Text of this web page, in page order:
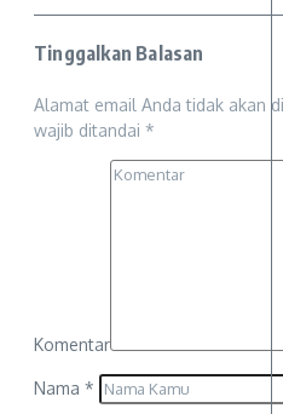
Tinggalkan Balasan
Alamat email Anda tidak akan
wajib ditandai *
Komentar
Nama *